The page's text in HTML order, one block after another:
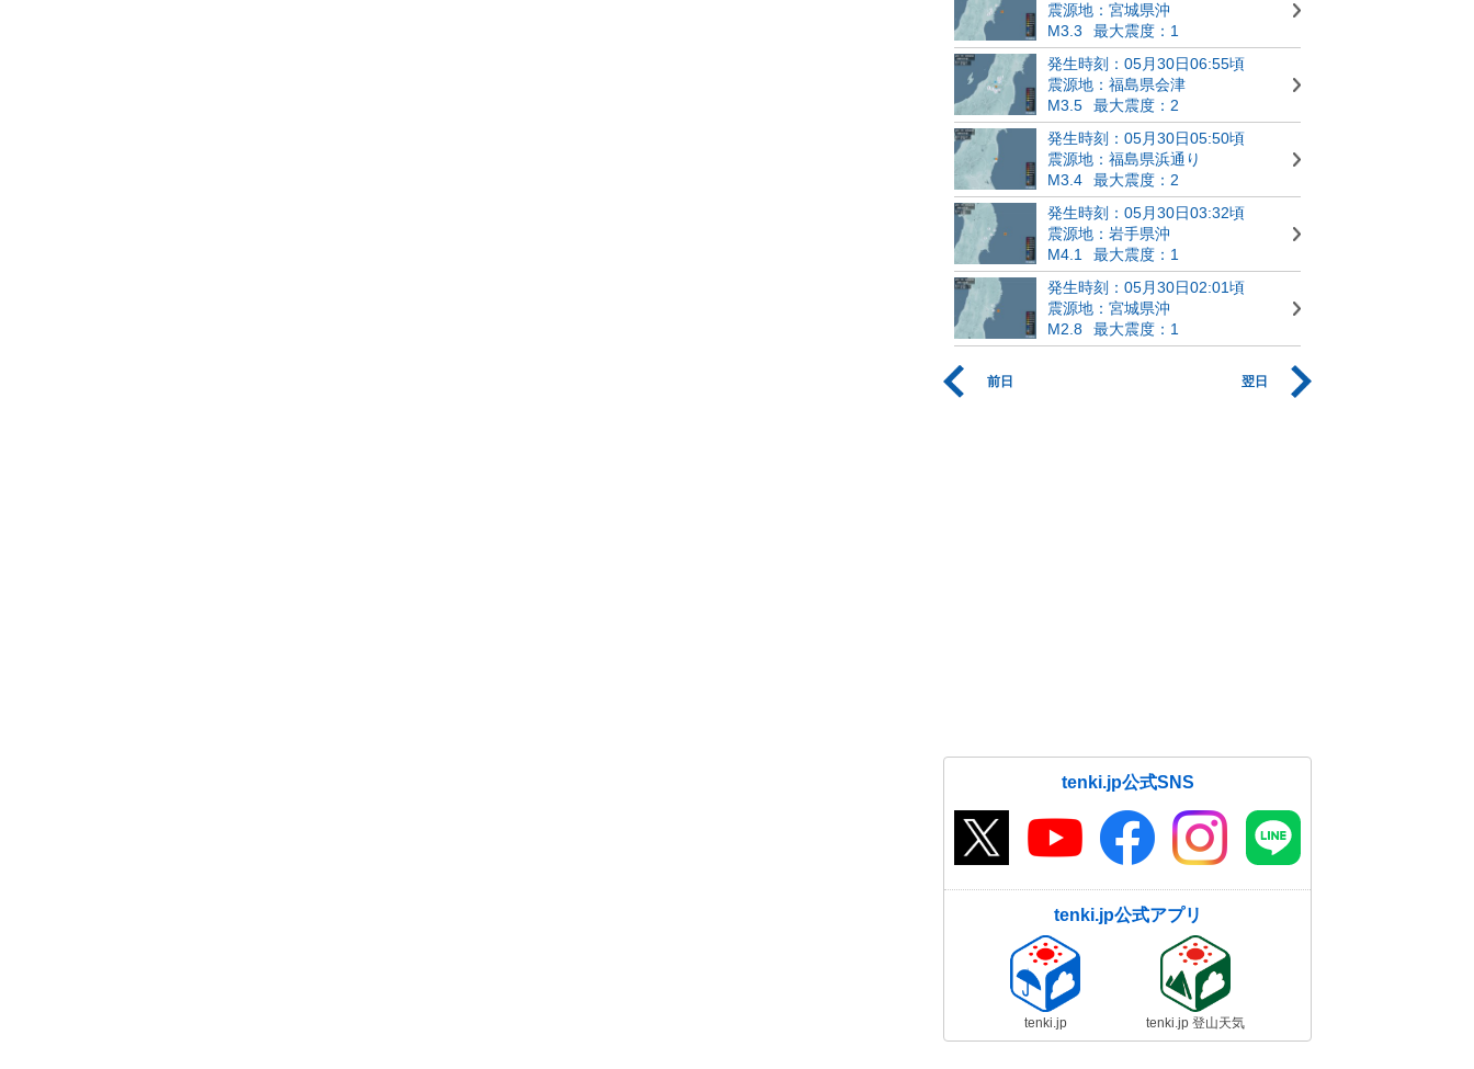
震源地：宮城県沖
M3.3
最大震度：1
発生時刻：05月30日06:55頃
震源地：福島県会津
M3.5
最大震度：2
発生時刻：05月30日05:50頃
震源地：福島県浜通り
M3.4
最大震度：2
発生時刻：05月30日03:32頃
震源地：岩手県沖
M4.1
最大震度：1
発生時刻：05月30日02:01頃
震源地：宮城県沖
M2.8
最大震度：1
前日 翌日
tenki.jp公式SNS
tenki.jp公式アプリ
tenki.jp tenki.jp 登山天気